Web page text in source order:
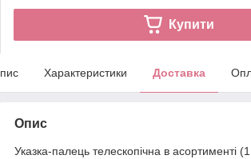
Купити
Характеристики Доставка
Опис
Указка-палець телескопічна в асортименті